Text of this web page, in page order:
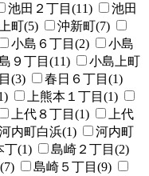
池田２丁目(11)
池田
町(5)
沖新町(7)
小島６丁目(2)
小島
９丁目(11)
小島上町
(3)
春日６丁目(1)
上熊本１丁目(1)
上代８丁目(1)
上代
内町白浜(1)
河内町
丁(1)
島崎２丁目(2)
島崎５丁目(9)